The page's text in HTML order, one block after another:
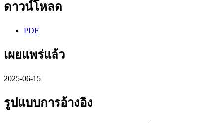
ดาวน์โหลด
PDF
เผยแพร่แล้ว
2025-06-15
รูปแบบการอ้างอิง